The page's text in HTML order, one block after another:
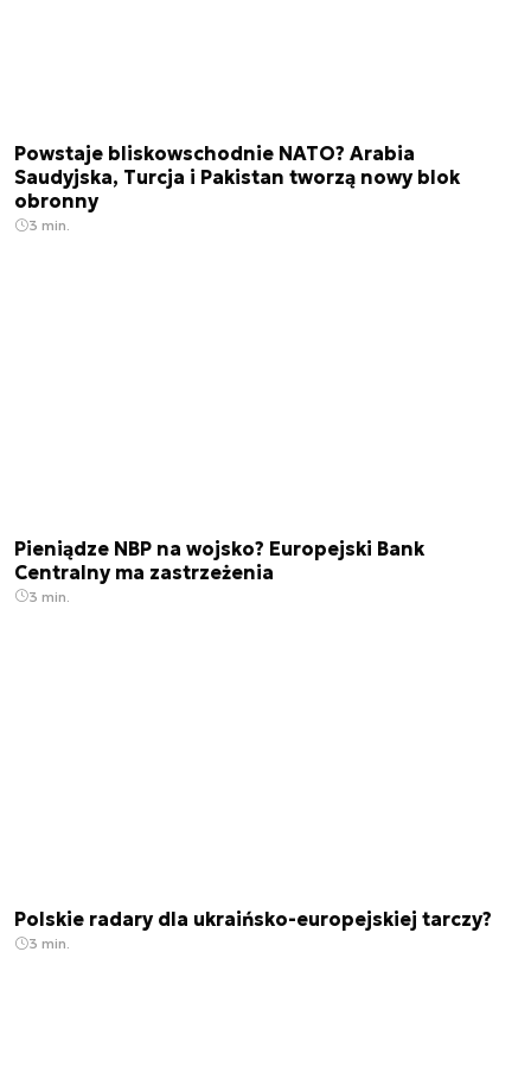
Powstaje bliskowschodnie NATO? Arabia
Saudyjska, Turcja i Pakistan tworzą nowy blok
obronny
3 min.
Pieniądze NBP na wojsko? Europejski Bank
Centralny ma zastrzeżenia
3 min.
Polskie radary dla ukraińsko-europejskiej tarczy?
3 min.